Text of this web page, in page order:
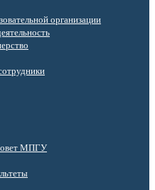
организации
МПГУ